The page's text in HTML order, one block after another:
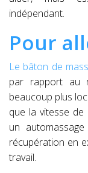
indépendant.
Pour
Le bâton de
par rapport au
beaucoup plus
que la vitesse
un
récupération en
travail.